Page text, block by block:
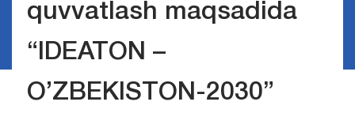
quvvatlash maqsadida
“IDEATON –
O’ZBEKISTON-2030”